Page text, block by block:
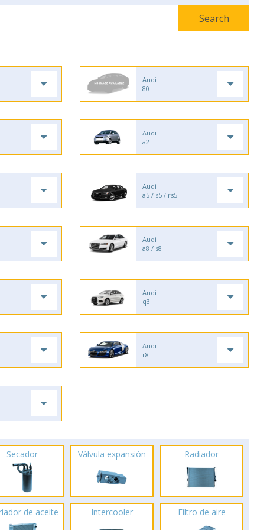
Audi
80
Audi
a2
Audi
a5 / s5 / rs5
Audi
a8 / s8
Audi
q3
Audi
r8
Secador Válvula expansión Radiador
de aceite Intercooler Filtro de aire